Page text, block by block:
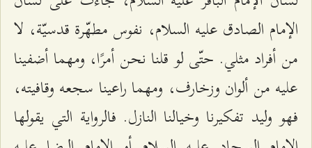
الإمام الصادق عليه السلام، نفوس مطهّرة قدسيّة، لا
من أفراد مثلي. حتّى لو قلنا نحن أمرًا، ومهما أضفينا
عليه من ألوان وزخارف، ومهما راعينا سجعه وقافيته،
فهو وليد تفكيرنا وخيالنا النازل. فالرواية التي يقولها